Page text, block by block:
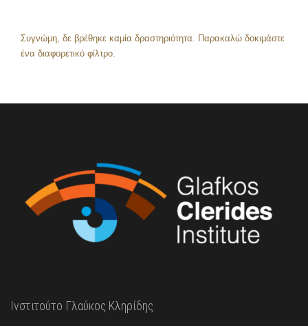
Συγνώμη, δε βρέθηκε καμία δραστηριότητα. Παρακαλώ δοκιμάστε
ένα διαφορετικό φίλτρο.
Ινστιτούτο Γλαύκος Κληρίδης